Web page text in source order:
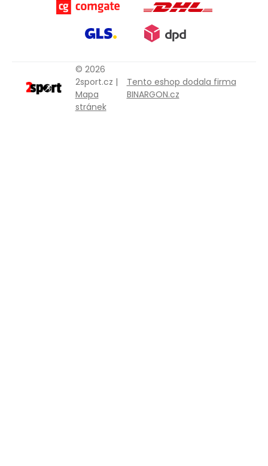
© 2026
2sport.cz |
Mapa
stránek
Tento eshop dodala firma
BINARGON.cz